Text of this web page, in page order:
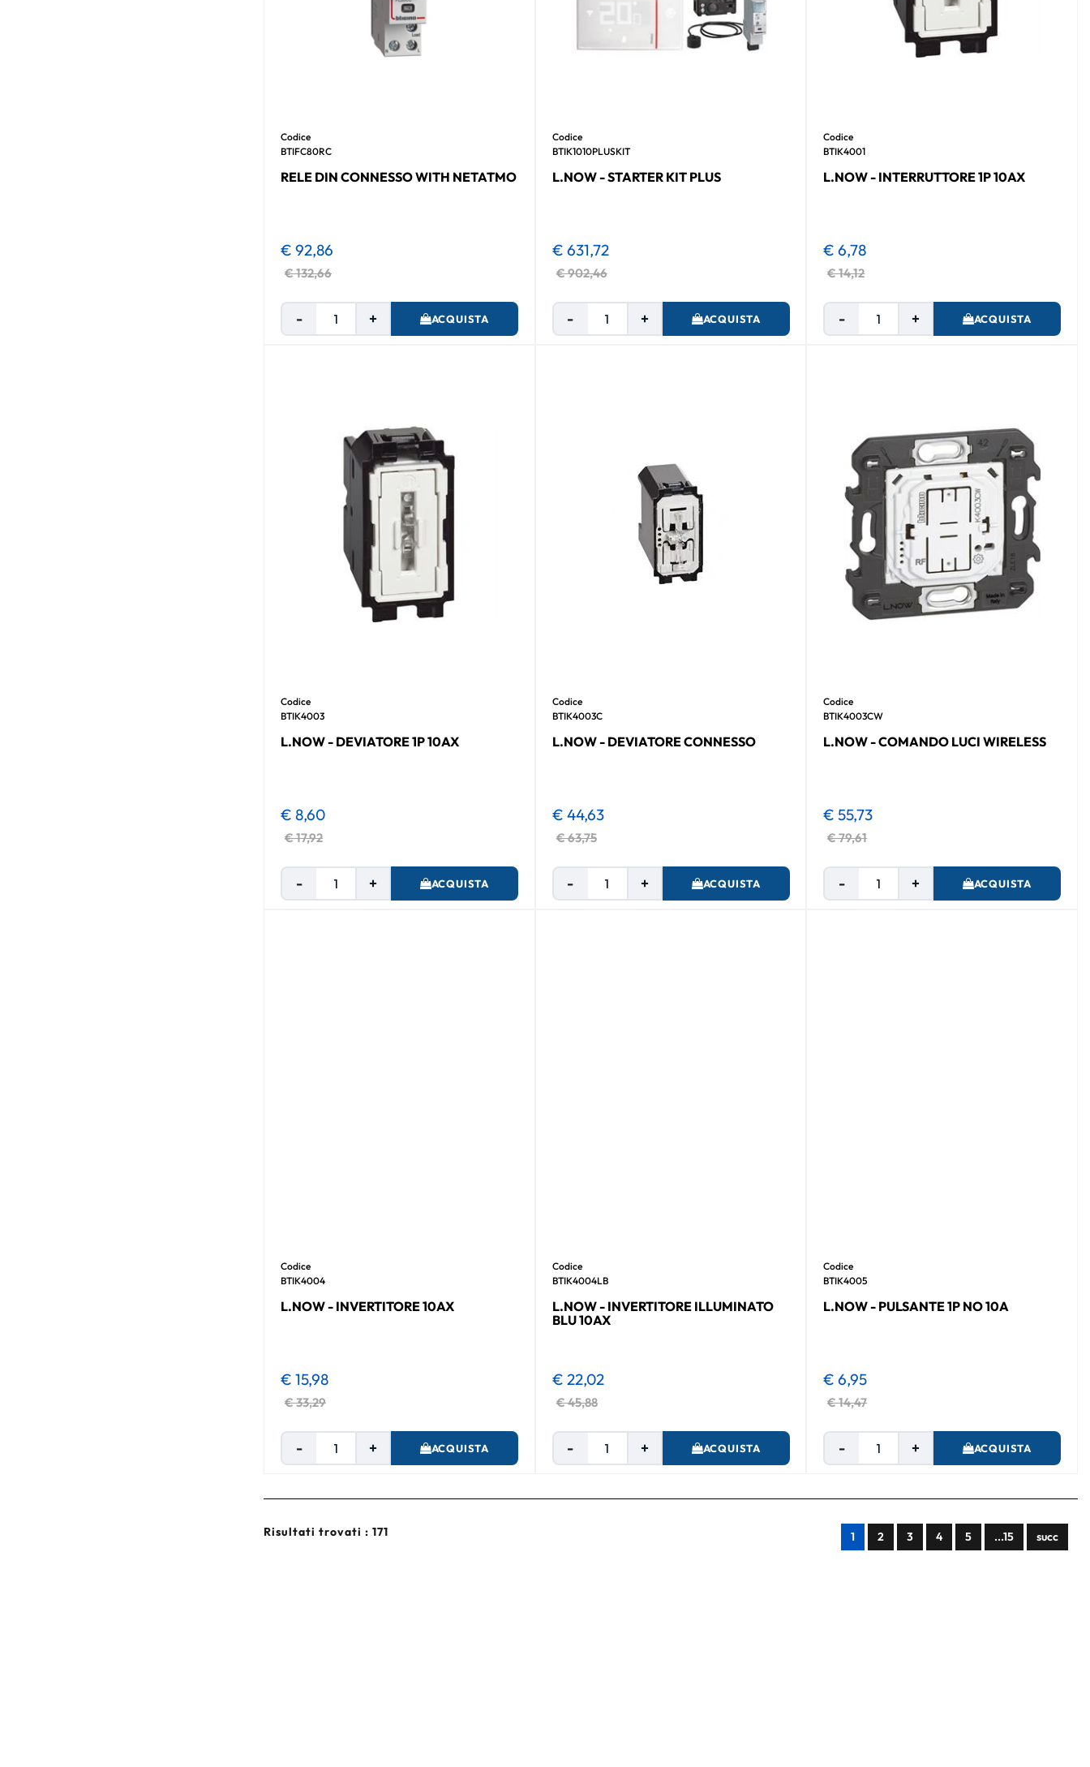
Codice
BTIFC80RC
RELE DIN CONNESSO WITH NETATMO
€ 132,66
€ 92,86
Quantità ACQUISTA
Codice
BTIK1010PLUSKIT
L.NOW - STARTER KIT PLUS
€ 902,46
€ 631,72
Quantità ACQUISTA
Codice
BTIK4001
L.NOW - INTERRUTTORE 1P 10AX
€ 14,12
€ 6,78
Quantità ACQUISTA
Codice
BTIK4003
L.NOW - DEVIATORE 1P 10AX
€ 17,92
€ 8,60
Quantità ACQUISTA
Codice
BTIK4003C
L.NOW - DEVIATORE CONNESSO
€ 63,75
€ 44,63
Quantità ACQUISTA
Codice
BTIK4003CW
L.NOW - COMANDO LUCI WIRELESS
€ 79,61
€ 55,73
Quantità ACQUISTA
Codice
BTIK4004
L.NOW - INVERTITORE 10AX
€ 33,29
€ 15,98
Quantità ACQUISTA
Codice
BTIK4004LB
L.NOW - INVERTITORE ILLUMINATO
BLU 10AX
€ 45,88
€ 22,02
Quantità ACQUISTA
Codice
BTIK4005
L.NOW - PULSANTE 1P NO 10A
€ 14,47
€ 6,95
Quantità ACQUISTA
Risultati trovati : 171 1 2 3 4 5 ...15 succ